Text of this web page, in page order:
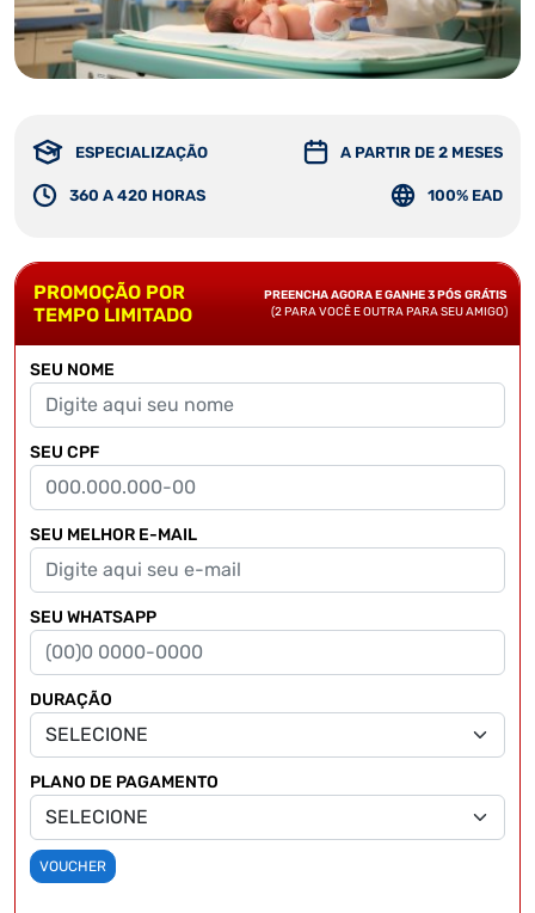
ESPECIALIZAÇÃO A PARTIR DE 2 MESES
360 A 420 HORAS 100% EAD
PROMOÇÃO POR
TEMPO LIMITADO
PREENCHA AGORA E GANHE 3 PÓS GRÁTIS
(2 PARA VOCÊ E OUTRA PARA SEU AMIGO)
SEU NOME
SEU CPF
SEU MELHOR E-MAIL
SEU WHATSAPP
DURAÇÃO
PLANO DE PAGAMENTO
VOUCHER